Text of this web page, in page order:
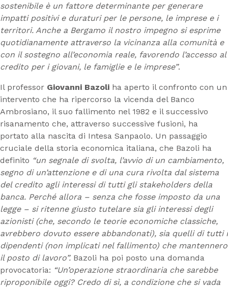
sostenibile è un fattore determinante per generare
impatti positivi e duraturi per le persone, le imprese e i
territori. Anche a Bergamo il nostro impegno si esprime
quotidianamente attraverso la vicinanza alla comunità e
con il sostegno all’economia reale, favorendo l’accesso al
credito per i giovani, le famiglie e le imprese”.
Il professor Giovanni Bazoli ha aperto il confronto con un
intervento che ha ripercorso la vicenda del Banco
Ambrosiano, il suo fallimento nel 1982 e il successivo
risanamento che, attraverso successive fusioni, ha
portato alla nascita di Intesa Sanpaolo. Un passaggio
cruciale della storia economica italiana, che Bazoli ha
definito “un segnale di svolta, l’avvio di un cambiamento,
segno di un’attenzione e di una cura rivolta dal sistema
del credito agli interessi di tutti gli stakeholders della
banca. Perché allora – senza che fosse imposto da una
legge – si ritenne giusto tutelare sia gli interessi degli
azionisti (che, secondo le teorie economiche classiche,
avrebbero dovuto essere abbandonati), sia quelli di tutti i
dipendenti (non implicati nel fallimento) che mantennero
il posto di lavoro”. Bazoli ha poi posto una domanda
provocatoria: “Un’operazione straordinaria che sarebbe
riproponibile oggi? Credo di sì, a condizione che si vada